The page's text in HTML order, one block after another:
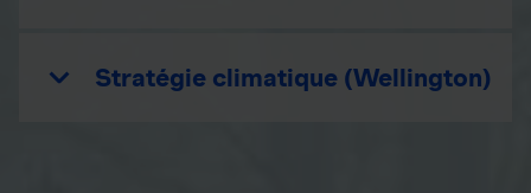
Stratégie climatique (Wellington)